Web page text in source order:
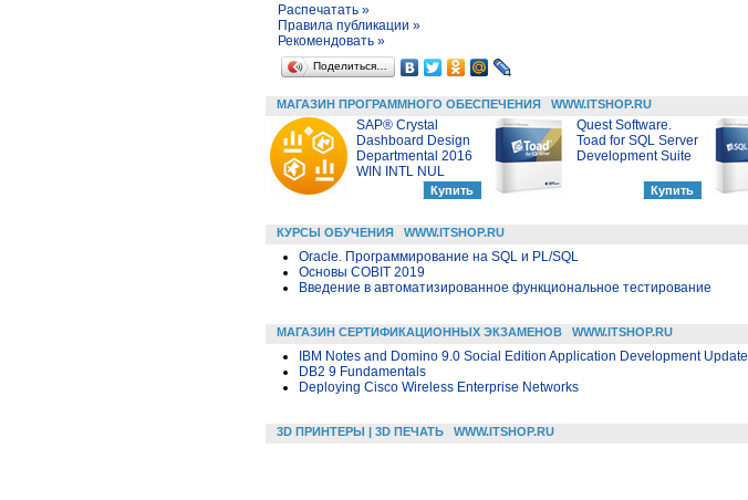
Распечатать »
Правила публикации »
Рекомендовать »
Поделиться…
МАГАЗИН ПРОГРАММНОГО ОБЕСПЕЧЕНИЯ WWW.ITSHOP.RU
SAP® Crystal
Dashboard Design
Departmental 2016
WIN INTL NUL
Quest Software.
Toad for SQL Server
Development Suite
КУРСЫ ОБУЧЕНИЯ WWW.ITSHOP.RU
Oracle. Программирование на SQL и PL/SQL
Основы COBIT 2019
Введение в автоматизированное функциональное тестирование
МАГАЗИН СЕРТИФИКАЦИОННЫХ ЭКЗАМЕНОВ WWW.ITSHOP.RU
IBM Notes and Domino 9.0 Social Edition Application Development Update
DB2 9 Fundamentals
Deploying Cisco Wireless Enterprise Networks
3D ПРИНТЕРЫ | 3D ПЕЧАТЬ WWW.ITSHOP.RU